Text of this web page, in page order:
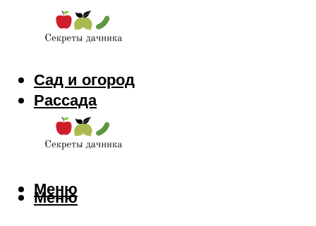
Сад и огород
Рассада
Цветы
Заготовки
Меню
Меню